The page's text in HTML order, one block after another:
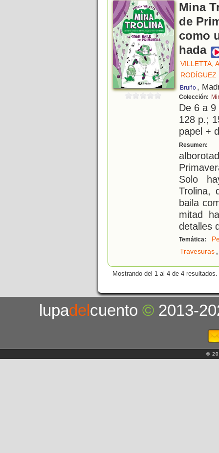
Mina
de
como
hada
VILLETTA,
RODÍGUEZ
Bruño ,
Colección:
De 6 a
128 p.;
papel +
Resumen:
Solo
Trolina,
baila
mitad
detalles
Temática:
Travesuras,
Mostrando del 1 al 4 de 4 resultados.
lupadelcuento© 2013-
©